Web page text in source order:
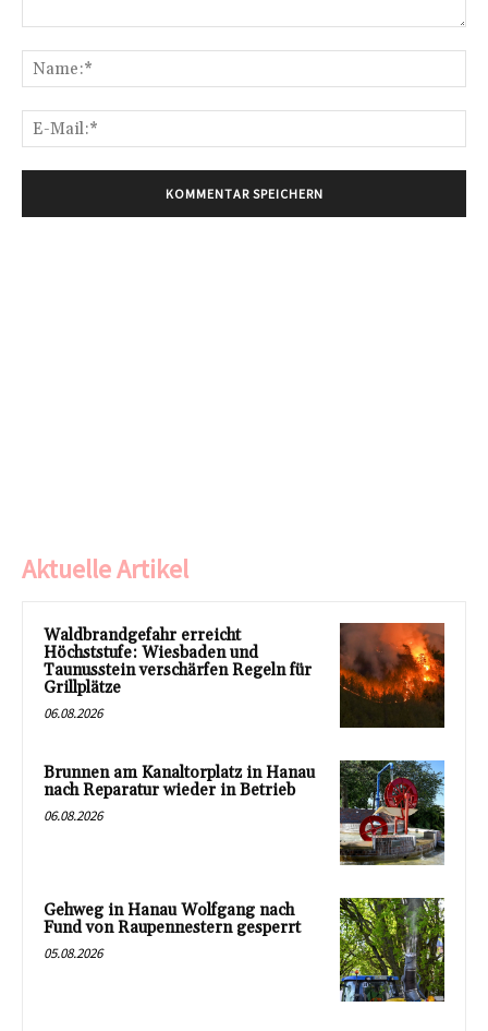
Aktuelle Artikel
Waldbrandgefahr erreicht
Höchststufe: Wiesbaden und
Taunusstein verschärfen Regeln für
Grillplätze
06.08.2026
Brunnen am Kanaltorplatz in Hanau
nach Reparatur wieder in Betrieb
06.08.2026
Gehweg in Hanau Wolfgang nach
Fund von Raupennestern gesperrt
05.08.2026